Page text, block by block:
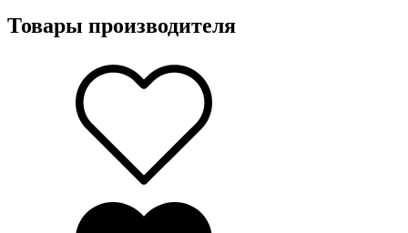
Товары производителя